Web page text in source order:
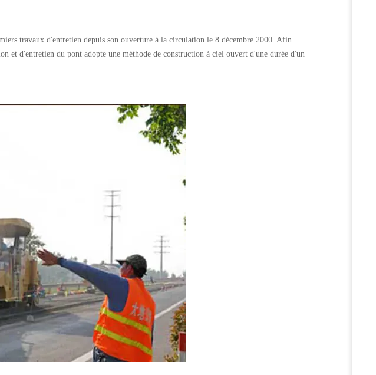
travaux d'entretien depuis son ouverture à la circulation le 8 décembre 2000. Afin
et d'entretien du pont adopte une méthode de construction à ciel ouvert d'une durée d'un